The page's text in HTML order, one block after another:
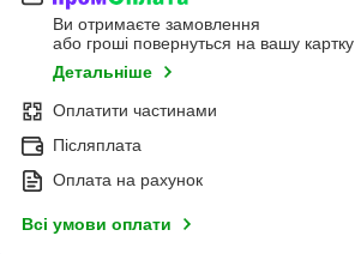
Ви отримаєте замовлення
або гроші повернуться на вашу картку
Детальніше
Оплатити частинами
Післяплата
Оплата на рахунок
Всі умови оплати